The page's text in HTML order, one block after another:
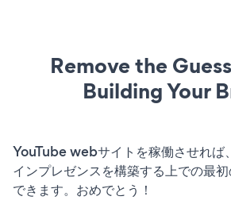
Remove the
Building Your
YouTube webサイトを稼働させれば
インプレゼンスを構築する上での最
できます。おめでとう！